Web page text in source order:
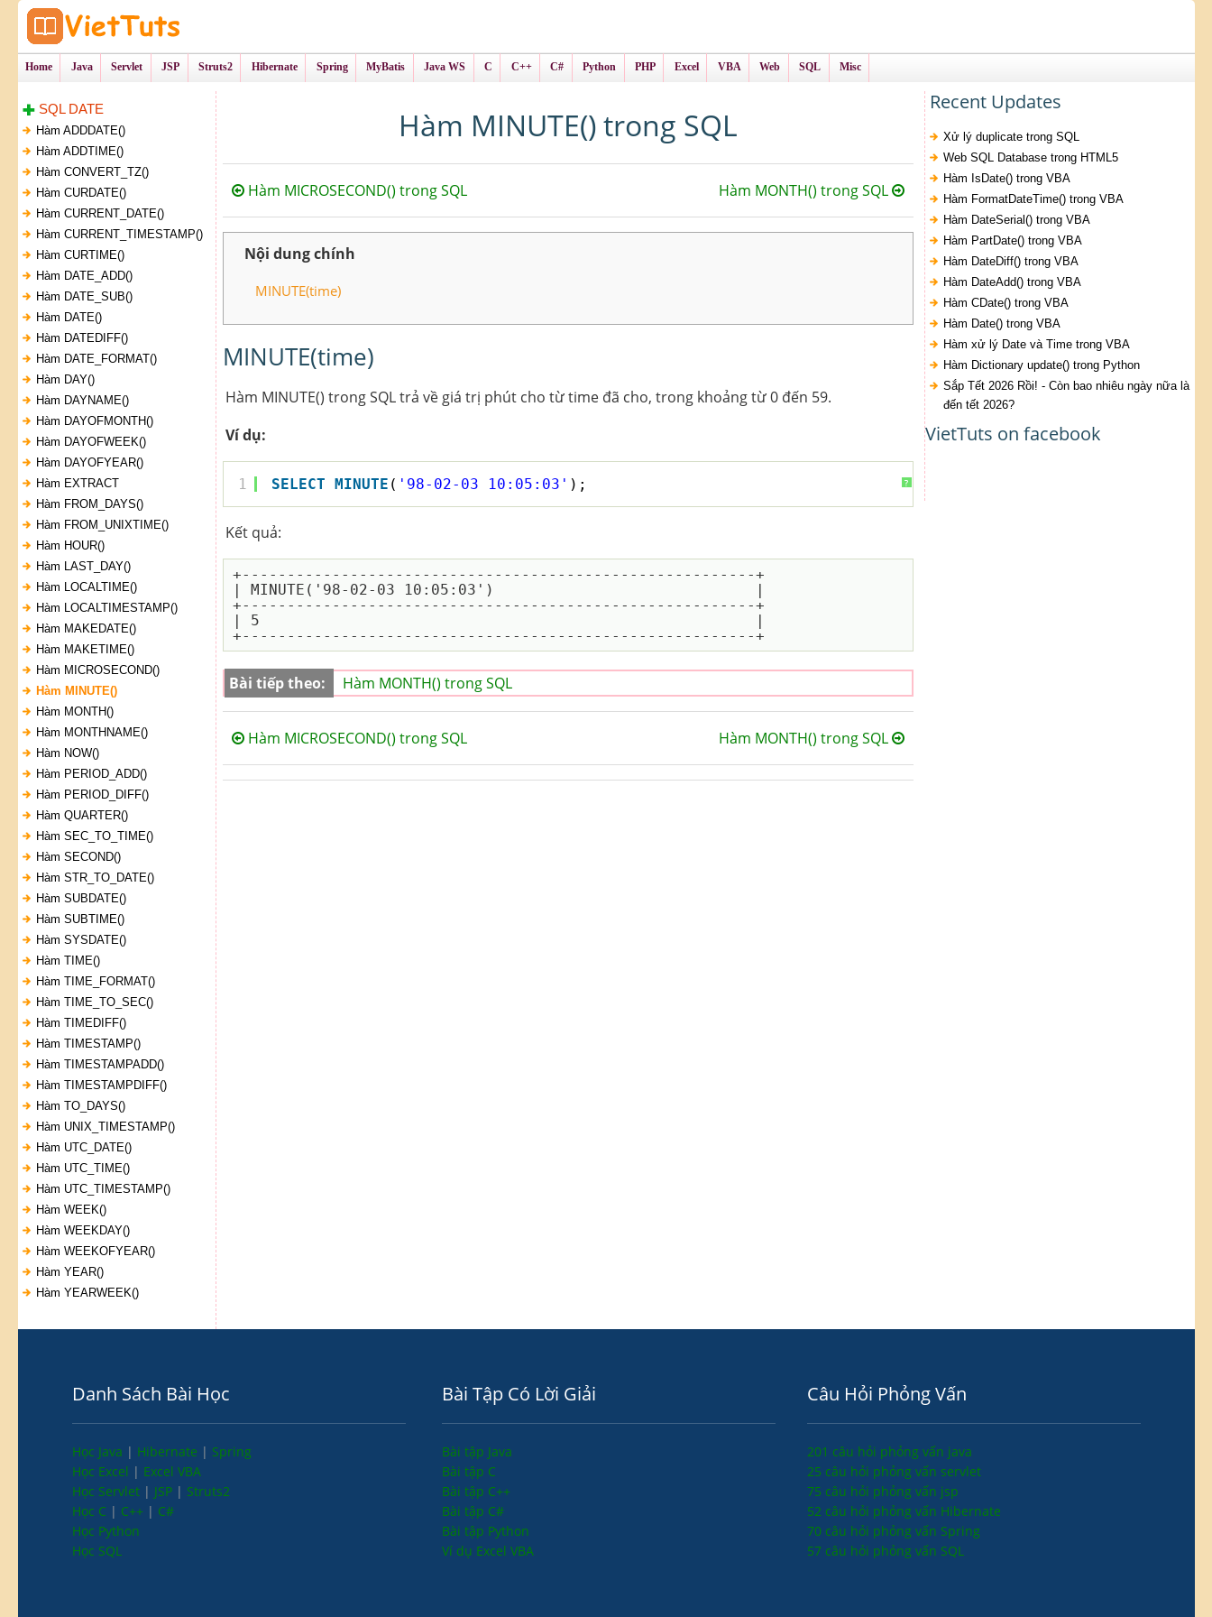
Home Java Servlet JSP Struts2 Hibernate Spring MyBatis Java WS C C++ C# Python PHP Excel VBA Web SQL Misc
SQL DATE
Hàm ADDDATE()
Hàm ADDTIME()
Hàm CONVERT_TZ()
Hàm CURDATE()
Hàm CURRENT_DATE()
Hàm CURRENT_TIMESTAMP()
Hàm CURTIME()
Hàm DATE_ADD()
Hàm DATE_SUB()
Hàm DATE()
Hàm DATEDIFF()
Hàm DATE_FORMAT()
Hàm DAY()
Hàm DAYNAME()
Hàm DAYOFMONTH()
Hàm DAYOFWEEK()
Hàm DAYOFYEAR()
Hàm EXTRACT
Hàm FROM_DAYS()
Hàm FROM_UNIXTIME()
Hàm HOUR()
Hàm LAST_DAY()
Hàm LOCALTIME()
Hàm LOCALTIMESTAMP()
Hàm MAKEDATE()
Hàm MAKETIME()
Hàm MICROSECOND()
Hàm MINUTE()
Hàm MONTH()
Hàm MONTHNAME()
Hàm NOW()
Hàm PERIOD_ADD()
Hàm PERIOD_DIFF()
Hàm QUARTER()
Hàm SEC_TO_TIME()
Hàm SECOND()
Hàm STR_TO_DATE()
Hàm SUBDATE()
Hàm SUBTIME()
Hàm SYSDATE()
Hàm TIME()
Hàm TIME_FORMAT()
Hàm TIME_TO_SEC()
Hàm TIMEDIFF()
Hàm TIMESTAMP()
Hàm TIMESTAMPADD()
Hàm TIMESTAMPDIFF()
Hàm TO_DAYS()
Hàm UNIX_TIMESTAMP()
Hàm UTC_DATE()
Hàm UTC_TIME()
Hàm UTC_TIMESTAMP()
Hàm WEEK()
Hàm WEEKDAY()
Hàm WEEKOFYEAR()
Hàm YEAR()
Hàm YEARWEEK()
Hàm MINUTE() trong SQL
Hàm MICROSECOND() trong SQL Hàm MONTH() trong SQL
Nội dung chính
MINUTE(time)
MINUTE(time)
Hàm MINUTE() trong SQL trả về giá trị phút cho từ time đã cho, trong khoảng từ 0 đến 59.
Ví dụ:
?
1 SELECT MINUTE ( '98-02-03 10:05:03' );
Kết quả:
+---------------------------------------------------------+
| MINUTE('98-02-03 10:05:03')                             |
+---------------------------------------------------------+
| 5                                                       |
Bài tiếp theo: Hàm MONTH() trong SQL
Hàm MICROSECOND() trong SQL Hàm MONTH() trong SQL
Recent Updates
Xử lý duplicate trong SQL
Web SQL Database trong HTML5
Hàm IsDate() trong VBA
Hàm FormatDateTime() trong VBA
Hàm DateSerial() trong VBA
Hàm PartDate() trong VBA
Hàm DateDiff() trong VBA
Hàm DateAdd() trong VBA
Hàm CDate() trong VBA
Hàm Date() trong VBA
Hàm xử lý Date và Time trong VBA
Hàm Dictionary update() trong Python
Sắp Tết 2026 Rồi! - Còn bao nhiêu ngày nữa là
đến tết 2026?
VietTuts on facebook
Danh Sách Bài Học
Học Java | Hibernate | Spring
Học Excel | Excel VBA
Học Servlet | JSP | Struts2
Học C | C++ | C#
Học Python
Học SQL
Bài Tập Có Lời Giải
Bài tập Java
Bài tập C
Bài tập C++
Bài tập C#
Bài tập Python
Ví dụ Excel VBA
Câu Hỏi Phỏng Vấn
201 câu hỏi phỏng vấn java
25 câu hỏi phỏng vấn servlet
75 câu hỏi phỏng vấn jsp
52 câu hỏi phỏng vấn Hibernate
70 câu hỏi phỏng vấn Spring
57 câu hỏi phỏng vấn SQL